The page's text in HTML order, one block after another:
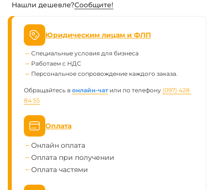
Нашли дешевле?Сообщите!
Юридическим лицам и ФЛП
Специальные условия для бизнеса
Работаем с НДС
Персональное сопровождение каждого заказа.
Обращайтесь в онлайн-чатили по телефону (097) 428
84 55
Оплата
Онлайн оплата
Оплата при получении
Оплата частями